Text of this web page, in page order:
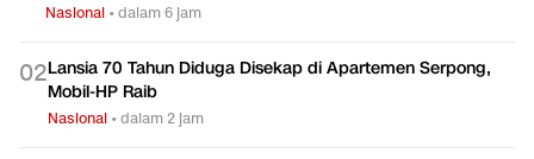
Nasional •dalam 6 jam
02Lansia 70 Tahun Diduga Disekap di Apartemen Serpong,
Mobil-HP Raib
Nasional •dalam 2 jam